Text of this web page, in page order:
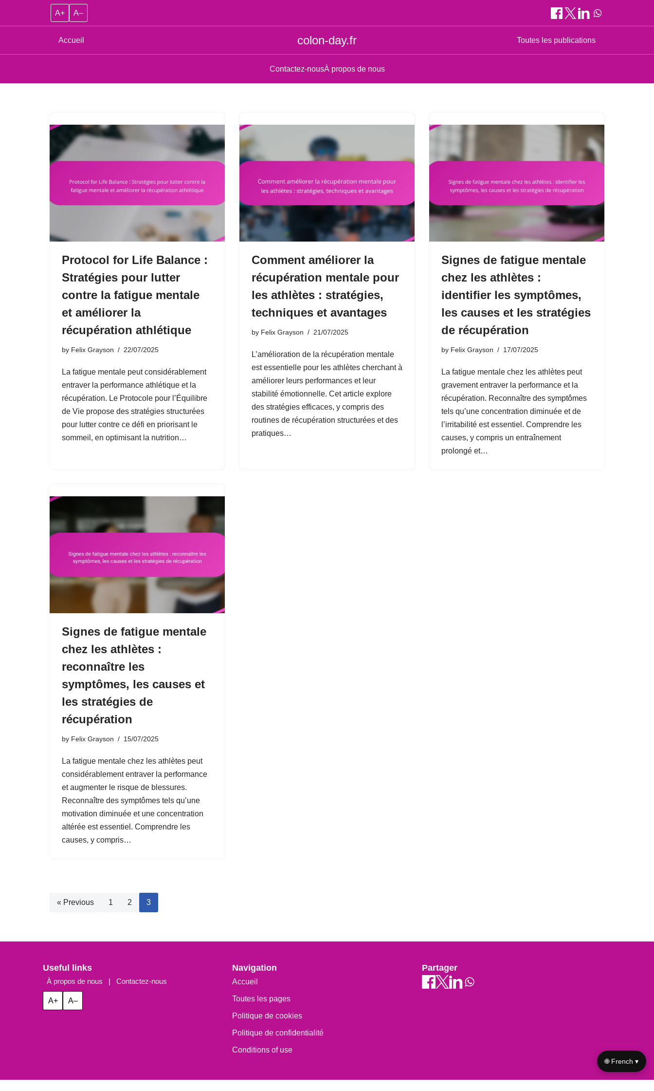
A+ A–
Accueil colon-day.fr Toutes les publications
Contactez-nousÀ propos de nous
Protocol for Life Balance :
Stratégies pour lutter
contre la fatigue mentale
et améliorer la
récupération athlétique
by Felix Grayson 22/07/2025
La fatigue mentale peut considérablement
entraver la performance athlétique et la
récupération. Le Protocole pour l’Équilibre
de Vie propose des stratégies structurées
pour lutter contre ce défi en priorisant le
sommeil, en optimisant la nutrition…
Comment améliorer la
récupération mentale pour
les athlètes : stratégies,
techniques et avantages
by Felix Grayson 21/07/2025
L’amélioration de la récupération mentale
est essentielle pour les athlètes cherchant à
améliorer leurs performances et leur
stabilité émotionnelle. Cet article explore
des stratégies efficaces, y compris des
routines de récupération structurées et des
pratiques…
Signes de fatigue mentale
chez les athlètes :
identifier les symptômes,
les causes et les stratégies
de récupération
by Felix Grayson 17/07/2025
La fatigue mentale chez les athlètes peut
gravement entraver la performance et la
récupération. Reconnaître des symptômes
tels qu’une concentration diminuée et de
l’irritabilité est essentiel. Comprendre les
causes, y compris un entraînement
prolongé et…
Signes de fatigue mentale
chez les athlètes :
reconnaître les
symptômes, les causes et
les stratégies de
récupération
by Felix Grayson 15/07/2025
La fatigue mentale chez les athlètes peut
considérablement entraver la performance
et augmenter le risque de blessures.
Reconnaître des symptômes tels qu’une
motivation diminuée et une concentration
altérée est essentiel. Comprendre les
causes, y compris…
« Previous 1 2 3
Useful links
À propos de nous | Contactez-nous
A+ A–
Navigation
Accueil
Toutes les pages
Politique de cookies
Politique de confidentialité
Conditions of use
Partager
🌐 French ▾